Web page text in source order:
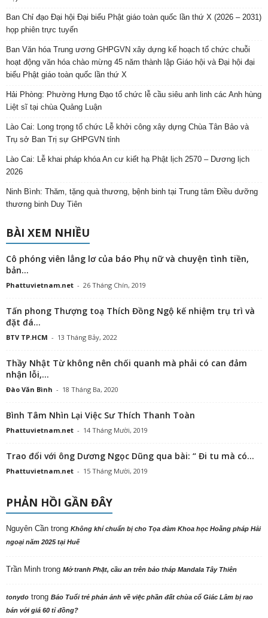
Ban Chỉ đạo Đại hội Đại biểu Phật giáo toàn quốc lần thứ X (2026 – 2031)
họp phiên trực tuyến
Ban Văn hóa Trung ương GHPGVN xây dựng kế hoạch tổ chức chuỗi
hoạt động văn hóa chào mừng 45 năm thành lập Giáo hội và Đại hội đại
biểu Phật giáo toàn quốc lần thứ X
Hải Phòng: Phường Hưng Đạo tổ chức lễ cầu siêu anh linh các Anh hùng
Liệt sĩ tại chùa Quảng Luận
Lào Cai: Long trọng tổ chức Lễ khởi công xây dựng Chùa Tân Bảo và
Trụ sở Ban Trị sự GHPGVN tỉnh
Lào Cai: Lễ khai pháp khóa An cư kiết hạ Phật lịch 2570 – Dương lịch
2026
Ninh Bình: Thăm, tặng quà thương, bệnh binh tại Trung tâm Điều dưỡng
thương binh Duy Tiên
BÀI XEM NHIỀU
Cô phóng viên lẳng lơ của báo Phụ nữ và chuyện tình tiền,
bản...
Phattuvietnam.net - 26 Tháng Chín, 2019
Tấn phong Thượng toạ Thích Đồng Ngộ kế nhiệm trụ trì và
đặt đá...
BTV TP.HCM - 13 Tháng Bảy, 2022
Thầy Nhật Từ không nên chối quanh mà phải có can đảm
nhận lỗi,...
Đào Văn Bình - 18 Tháng Ba, 2020
Bình Tâm Nhìn Lại Việc Sư Thích Thanh Toàn
Phattuvietnam.net - 14 Tháng Mười, 2019
Trao đổi với ông Dương Ngọc Dũng qua bài: “ Đi tu mà có...
Phattuvietnam.net - 15 Tháng Mười, 2019
PHẢN HỒI GẦN ĐÂY
Nguyên Cần trong Không khí chuẩn bị cho Tọa đàm Khoa học Hoằng pháp Hải
ngoại năm 2025 tại Huế
Trần Minh trong Mở tranh Phật, cầu an trên bảo tháp Mandala Tây Thiên
tonydo trong Báo Tuổi trẻ phản ảnh về việc phần đất chùa cổ Giác Lâm bị rao
bán với giá 60 tỉ đồng?